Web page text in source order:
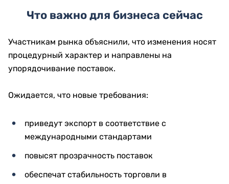
Что важно для бизнеса сейчас
Участникам рынка объяснили, что изменения носят
процедурный характер и направлены на
упорядочивание поставок.
Ожидается, что новые требования:
приведут экспорт в соответствие с
международными стандартами
повысят прозрачность поставок
обеспечат стабильность торговли в